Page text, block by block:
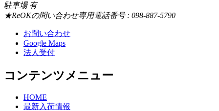
駐車場 有
★ReOKの問い合わせ専用電話番号 : 098-887-5790
お問い合わせ
Google Maps
法人受付
コンテンツメニュー
HOME
最新入荷情報